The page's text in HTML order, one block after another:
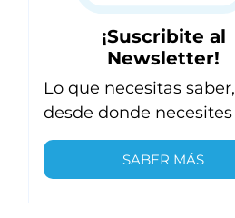
¡Suscribite al
Newsletter!
Lo que necesitas saber,
desde donde necesites
SABER MÁS